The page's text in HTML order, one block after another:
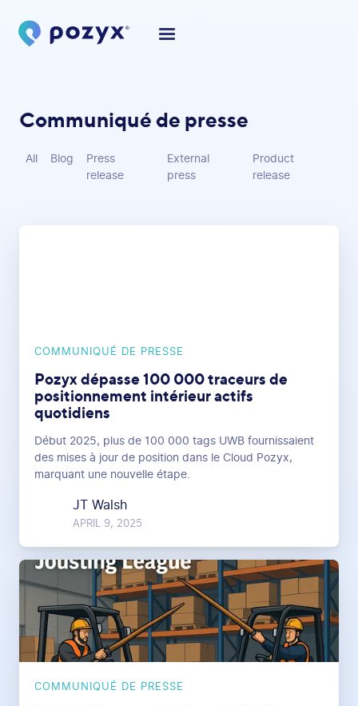
Communiqué de presse
All Blog
Press
release
External
press
Product
release
COMMUNIQUÉ DE PRESSE
Pozyx dépasse 100 000 traceurs de
positionnement intérieur actifs
quotidiens
Début 2025, plus de 100 000 tags UWB fournissaient
des mises à jour de position dans le Cloud Pozyx,
marquant une nouvelle étape.
JT Walsh
APRIL 9, 2025
COMMUNIQUÉ DE PRESSE